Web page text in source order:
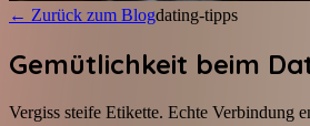
← Zurück zum Blogdating-tipps
Gemütlichkeit beim
Vergiss steife Etikette. Echte Verbindung